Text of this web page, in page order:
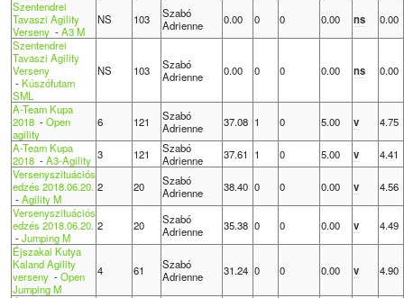
Szentendrei
Tavaszi Agility
Verseny-A3 M
NS 103
Szabó
Adrienne
0.00 0 0 0.00 ns
0.00
Szentendrei
Tavaszi Agility
Verseny
-Kúszófutam
SML
NS 103
Szabó
Adrienne
0.00 0 0 0.00 ns 0.00
A-Team Kupa
2018-Open
agility
6 121
Szabó
Adrienne
37.08 1 0 5.00 v
4.75
A-Team Kupa
2018-A3-Agility 3 121
Szabó
Adrienne
37.61 1 0 5.00 v
4.41
Versenyszituációs
edzés 2018.06.20.
-Agility M
2 20
Szabó
Adrienne
38.40 0 0 0.00 v
4.56
Versenyszituációs
edzés 2018.06.20.
-Jumping M
2 20
Szabó
Adrienne
35.38 0 0 0.00 v
4.49
Éjszakai Kutya
Kaland Agility
verseny-Open
Jumping M
4 61
Szabó
Adrienne
31.24 0 0 0.00 v 4.90